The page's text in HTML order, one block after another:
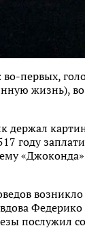
первых,
жизнь), во-
держал
году
«Джоконда»
послужил